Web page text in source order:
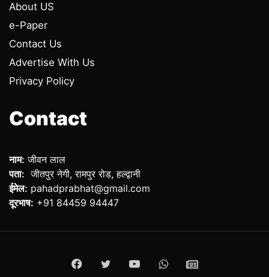
About US
e-Paper
Contact Us
Advertise With Us
Privacy Policy
Contact
नाम: जीवन लाल
पता: जीतपुर नेगी, रामपुर रोड, हल्द्वानी
ईमेल: pahadprabhat@gmail.com
दूरभाष: +91 84459 94447
Facebook
TwitterYouTubeWhatsApp
ePaper